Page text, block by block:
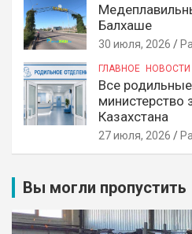
Балхаше
30 июля, 2026
ГЛАВНОЕ НОВОСТИ
Все
министерство
Казахстана
27 июля, 2026
Вы могли пропустить